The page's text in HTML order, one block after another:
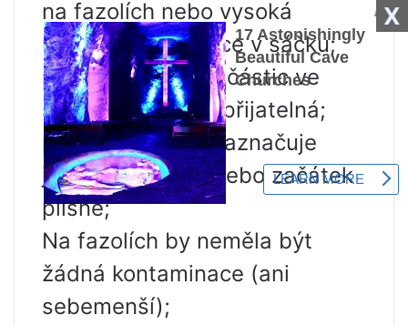
X
na fazolích nebo vysoká
úroveň kondenzace v sáčku;
přítomnost cizích částic ve
směsi fazolí není přijatelná;
plak na fazolích naznačuje
jejich poškození nebo začátek
plísně;
Na fazolích by neměla být
žádná kontaminace (ani
sebemenší);